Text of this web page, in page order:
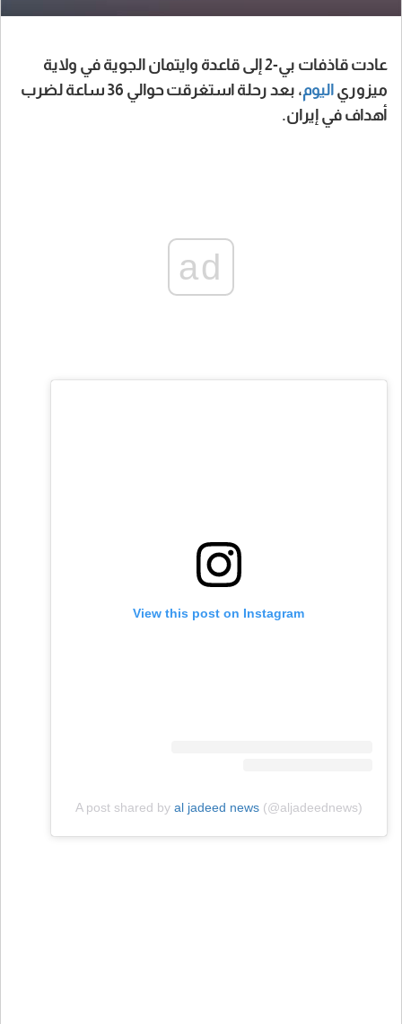
عادت قاذفات بي-2 إلى قاعدة وايتمان الجوية في ولاية
ميزوري اليوم
، بعد رحلة استغرقت حوالي 36 ساعة لضرب
أهداف في إيران.
ad
View this post on Instagram
A post shared by al jadeed news(@aljadeednews)